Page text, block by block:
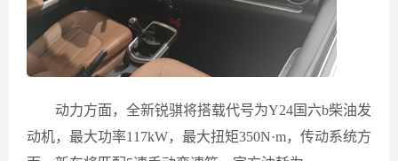
动力方面，全新锐骐将搭载代号为Y24国六b柴油发
动机，最大功率117kW，最大扭矩350N·m，传动系统方